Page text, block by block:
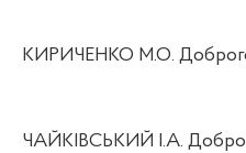
КИРИЧЕНКО М.О.
ЧАЙКІВСЬКИЙ І.А.